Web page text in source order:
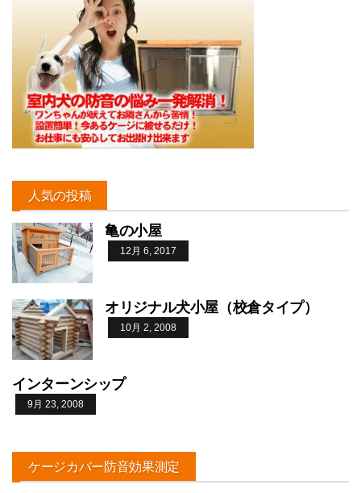
人気の投稿
亀の小屋
12月 6, 2017
オリジナル犬小屋（校倉タイプ）
10月 2, 2008
インターンシップ
9月 23, 2008
ケージカバー防音効果測定